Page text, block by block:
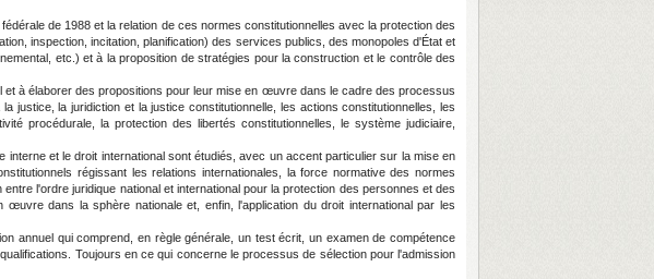
de 1988 et la relation de ces normes constitutionnelles avec la protection des
inspection, incitation, planification) des services publics, des monopoles d'État et
etc.) et à la proposition de stratégies pour la construction et le contrôle des
à élaborer des propositions pour leur mise en œuvre dans le cadre des processus
justice, la juridiction et la justice constitutionnelle, les actions constitutionnelles, les
procédurale, la protection des libertés constitutionnelles, le système judiciaire,
et le droit international sont étudiés, avec un accent particulier sur la mise en
régissant les relations internationales, la force normative des normes
l'ordre juridique national et international pour la protection des personnes et des
dans la sphère nationale et, enfin, l'application du droit international par les
annuel qui comprend, en règle générale, un test écrit, un examen de compétence
Toujours en ce qui concerne le processus de sélection pour l'admission